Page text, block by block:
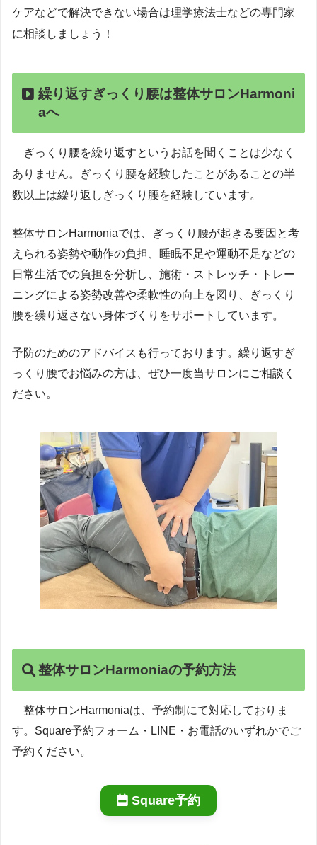
ケアなどで解決できない場合は理学療法士などの専門家
に相談しましょう！
繰り返すぎっくり腰は整体サロンHarmoni
aへ
ぎっくり腰を繰り返すというお話を聞くことは少なく
ありません。ぎっくり腰を経験したことがあることの半
数以上は繰り返しぎっくり腰を経験しています。
整体サロンHarmoniaでは、ぎっくり腰が起きる要因と考
えられる姿勢や動作の負担、睡眠不足や運動不足などの
日常生活での負担を分析し、施術・ストレッチ・トレー
ニングによる姿勢改善や柔軟性の向上を図り、ぎっくり
腰を繰り返さない身体づくりをサポートしています。
予防のためのアドバイスも行っております。繰り返すぎ
っくり腰でお悩みの方は、ぜひ一度当サロンにご相談く
ださい。
整体サロンHarmoniaの予約方法
整体サロンHarmoniaは、予約制にて対応しておりま
す。Square予約フォーム・LINE・お電話のいずれかでご
予約ください。
Square予約